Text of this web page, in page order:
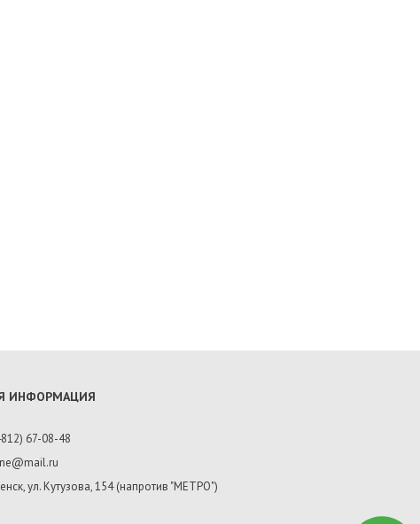
ИНФОРМАЦИЯ
67-08-48
ул. Кутузова, 154 (напротив "МЕТРО")